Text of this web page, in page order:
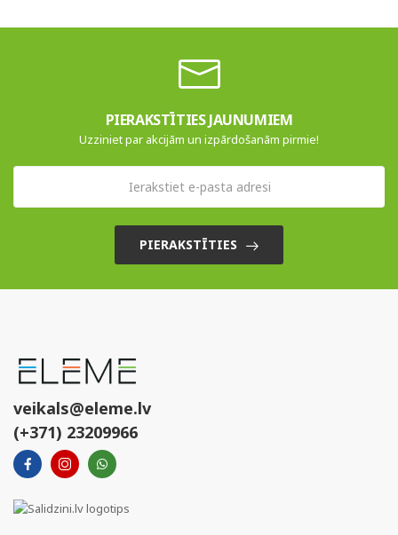
PIERAKSTĪTIES JAUNUMIEM
Uzziniet par akcijām un izpārdošanām pirmie!
PIERAKSTĪTIES
veikals@eleme.lv
(+371) 23209966